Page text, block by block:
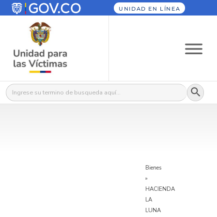
UNIDAD EN LÍNEA
Buscar: Botón
Bienes
»
HACIENDA
LA
LUNA